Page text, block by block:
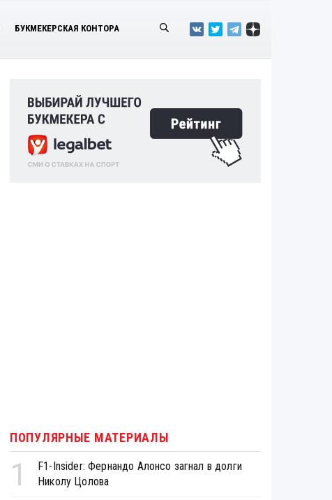
БУКМЕКЕРСКАЯ КОНТОРА
ПОПУЛЯРНЫЕ МАТЕРИАЛЫ
1
F1-Insider: Фернандо Алонсо загнал в долги
Николу Цолова